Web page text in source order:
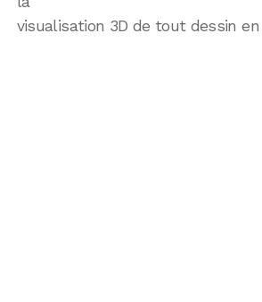
visualisation 3D de tout dessin